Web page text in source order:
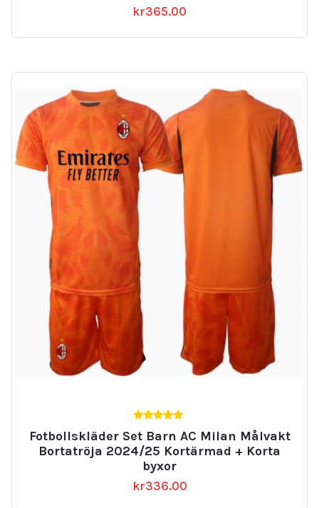
kr365.00
av 5
Fotbollskläder Set Barn AC Milan Målvakt
Bortatröja 2024/25 Kortärmad + Korta
byxor
kr336.00